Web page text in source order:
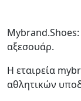
αξεσουάρ.
Η εταιρεία
αθλητικών